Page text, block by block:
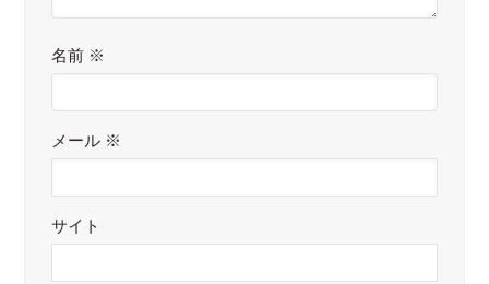
名前 ※
メール ※
サイト